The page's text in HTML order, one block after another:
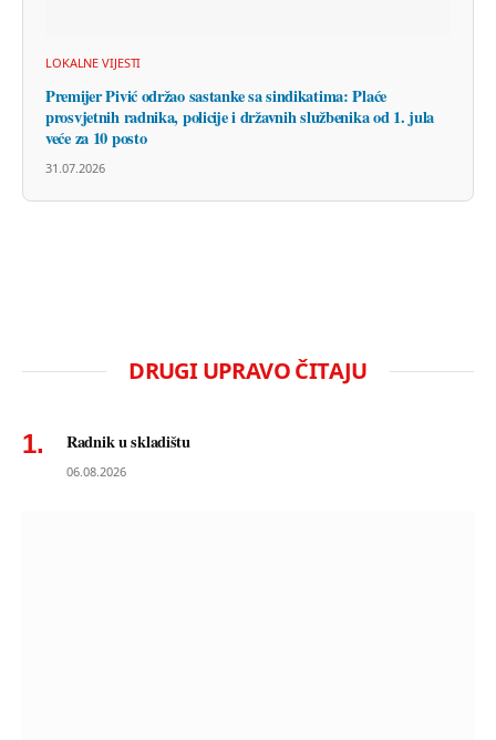
LOKALNE VIJESTI
Premijer Pivić održao sastanke sa sindikatima: Plaće
prosvjetnih radnika, policije i državnih službenika od 1. jula
veće za 10 posto
31.07.2026
DRUGI UPRAVO ČITAJU
Radnik u skladištu
06.08.2026